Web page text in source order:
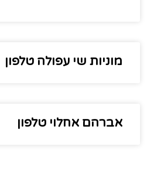
מוניות שי עפולה טלפון
אברהם אחלוי טלפון